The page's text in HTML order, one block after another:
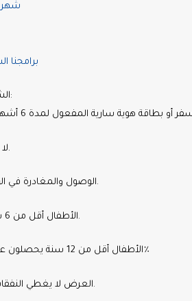
شهر
برامجنا
الشروط و الاحكام:
2- لا تلغي الطلب.
3- الوصول والمغادرة في الوقت المحدد.
4- الأطفال أقل من 6 سنوات مجانًا.
5- الأطفال أقل من 12 سنة يحصلون على خصم 50٪
6- العرض لا يغطي النفقات الشخصية.